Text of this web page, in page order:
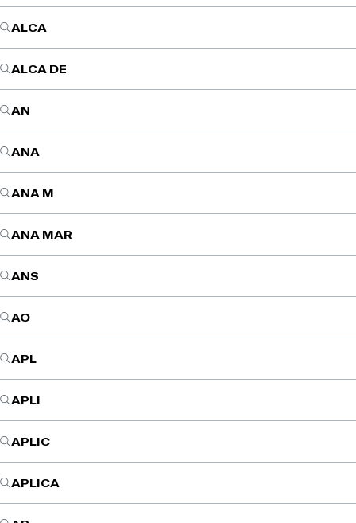
ALCA
ALCA DE
AN
ANA
ANA M
ANA MAR
ANS
AO
APL
APLI
APLIC
APLICA